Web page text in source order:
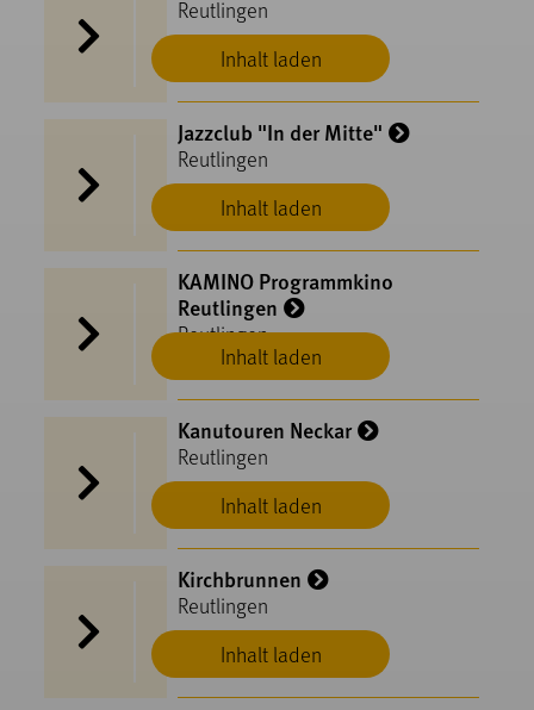
Inhalt laden
Reutlingen
Inhalt laden
Jazzclub "In der Mitte"
Reutlingen
Inhalt laden
KAMINO Programmkino
Reutlingen
Reutlingen
Inhalt laden
Kanutouren Neckar
Reutlingen
Inhalt laden
Kirchbrunnen
Reutlingen